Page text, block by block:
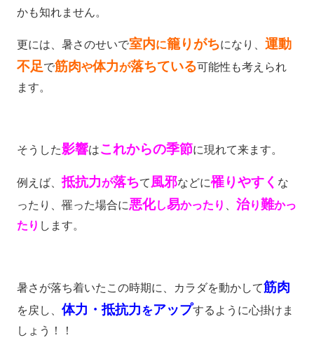
かも知れません。
更には、暑さのせいで室内に籠りがちになり、 運動
不足で筋肉や体力が落ちている可能性も考えられ
ます。
そうした影響はこれからの季節に現れて来ます。
例えば、抵抗力が落ちて 風邪などに罹りやすく な
ったり、罹った場合に悪化し易かったり 治り難かっ
たり します。
暑さが落ち着いたこの時期に、カラダを動かして筋肉
を戻し、 体力・抵抗力をアップするように心掛けま
しょう！！